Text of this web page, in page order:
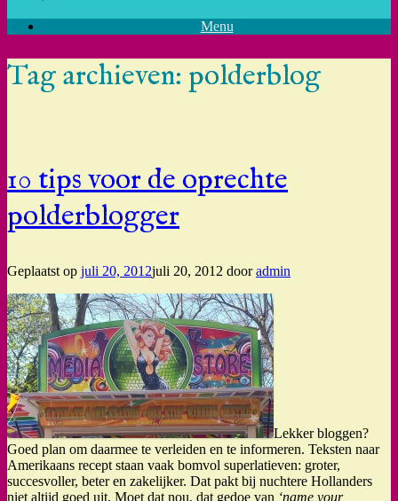
Menu
Tag archieven: polderblog
10 tips voor de oprechte
polderblogger
Geplaatst op juli 20, 2012juli 20, 2012 dooradmin
Lekker bloggen?
Goed plan om daarmee te verleiden en te informeren. Teksten naar
Amerikaans recept staan vaak bomvol superlatieven: groter,
succesvoller, beter en zakelijker. Dat pakt bij nuchtere Hollanders
niet altijd goed uit. Moet dat nou, dat gedoe van ‘name your